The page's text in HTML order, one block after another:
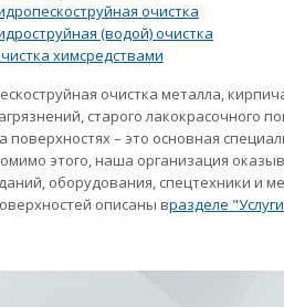
очистка
(водой) очистка
химсредствами
очистка металла,
старого лакокрасочного
поверхностях – это основная
этого, наша организация
оборудования, спецтехники и
описаны вразделе